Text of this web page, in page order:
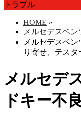
トラブル
HOME »
メルセデスベン
メルセデスベン
り寄せ、テスタ
メルセデ
ドキー不